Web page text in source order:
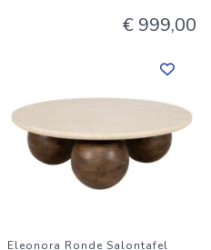
€ 999,00
Eleonora Ronde Salontafel